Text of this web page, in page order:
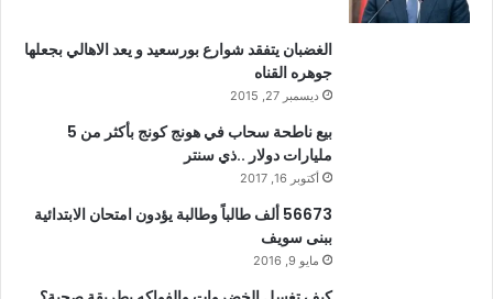
الغضبان يتفقد شوارع بورسعيد و يعد الاهالي بجعلها
جوهره القناه
ديسمبر 27, 2015
بيع ناطحة سحاب في هونج كونج بأكثر من 5
مليارات دولار ..ذي سنتر
أكتوبر 16, 2017
56673 ألف طالباً وطالبة يؤدون امتحان الابتدائية
ببنى سويف
مايو 9, 2016